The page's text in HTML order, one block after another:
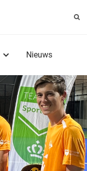
Nieuws